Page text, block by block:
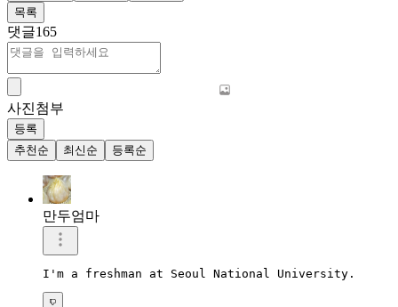
목록
댓글165
사진첨부
등록
추천순
최신순 등록순
만두엄마
I'm a freshman at Seoul National University.